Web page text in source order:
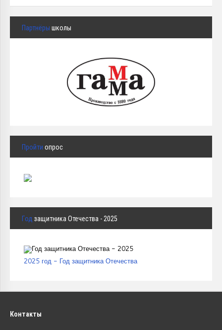
Партнёры школы
Пройти опрос
Год защитника Отечества - 2025
2025 год - Год защитника Отечества
Контакты